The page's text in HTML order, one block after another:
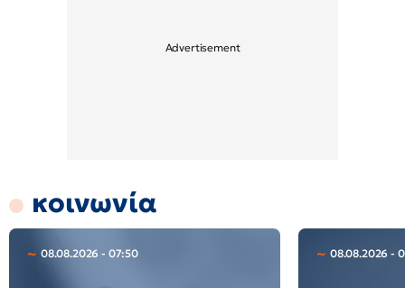
κοινωνία
08.08.2026 - 07:50 08.08.2026 -